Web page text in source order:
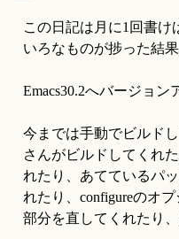
この日記は月に1回書
いろなものが捗った結
Emacs30.2へバージョン
今までは手動でビルド
さんがビルドしてくれ
れたり、あてているパ
れたり、configureのオ
部分を直してくれたり